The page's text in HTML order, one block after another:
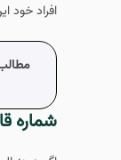
افراد خود
شماره